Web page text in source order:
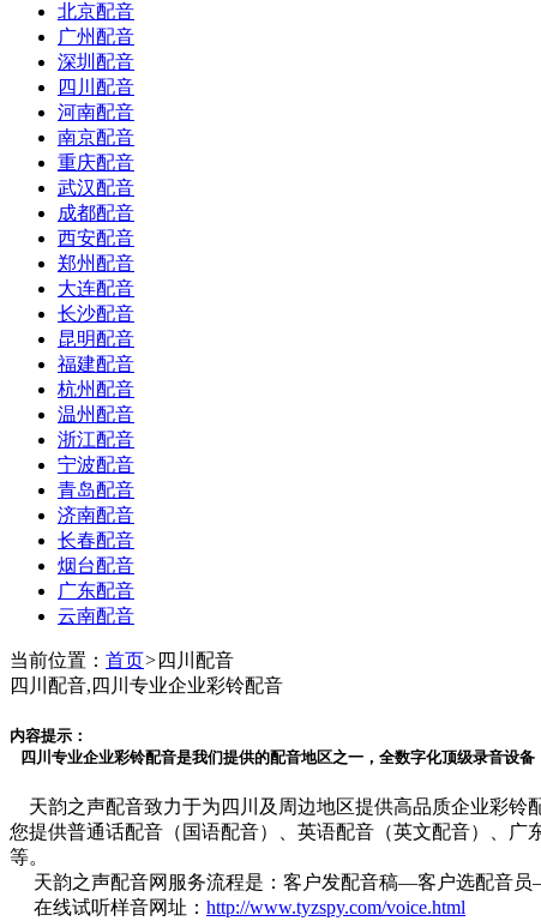
北京配音
广州配音
深圳配音
四川配音
河南配音
南京配音
重庆配音
武汉配音
成都配音
西安配音
郑州配音
大连配音
长沙配音
昆明配音
福建配音
杭州配音
温州配音
浙江配音
宁波配音
青岛配音
济南配音
长春配音
烟台配音
广东配音
云南配音
当前位置： 首页> 四川配音
四川配音,四川专业企业彩铃配音
内容提示：
四川专业企业彩铃配音是我们提供的配音地区之一，全数字化顶级录音设
天韵之声配音致力于为四川及周边地区提供高品质企业彩铃
您提供普通话配音（国语配音）、英语配音（英文配音）、
等。
天韵之声配音网服务流程是：客户发配音稿—客户选配音
在线试听样音网址： http://www.tyzspy.com/voice.html